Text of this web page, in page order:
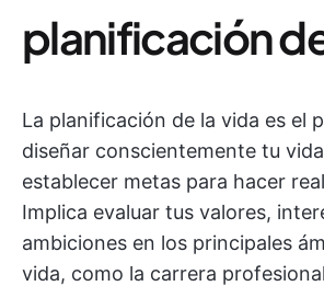
planificación
La planificación de la vida es el
diseñar conscientemente tu
establecer metas para hacer
Implica evaluar tus valores,
ambiciones en los principales
vida, como la carrera